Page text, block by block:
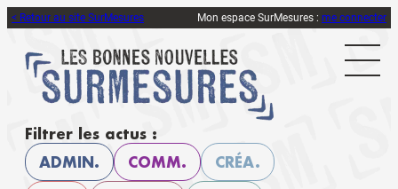
< Retour au site SurMesures Mon espace SurMesures : me connecter
Filtrer les actus :
ADMIN.
COMM. CRÉA.